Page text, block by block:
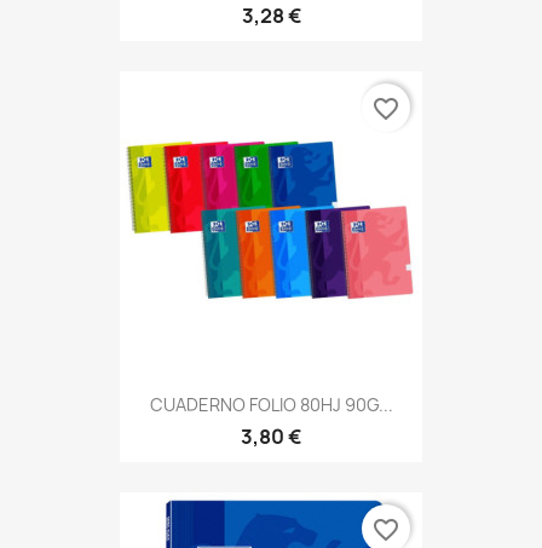
3,28 €
CUADERNO FOLIO 80HJ 90G...
3,80 €
favorite_border
favorite_border